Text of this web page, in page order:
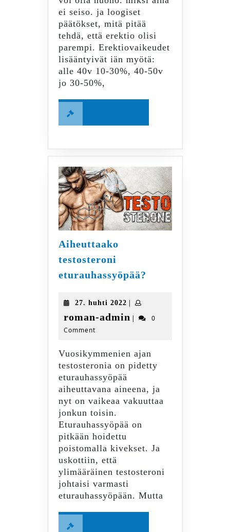
mitä
erektio
parempi
ei seiso. ja loogiset
päätökset, mitä pitää
tehdä, että erektio olisi
parempi. Erektiovaikeudet
lisääntyivät iän myötä:
alle 40v 10-30%, 40-50v
jo 30-50%,
More
Aiheuttaako
testosteroni
eturauhassyöpää?
27. huhti 202227.
|
roman-admin roman-
|
0
Comment
Vuosikymmenien ajan
testosteronia on pidetty
eturauhassyöpää
aiheuttavana aineena, ja
nyt on vaikeaa vakuuttaa
jonkun toisin.
Eturauhassyöpää on
pitkään hoidettu
poistomalla kivekset. Ja
uskottiin, että
ylimääräinen testosteroni
johtaisi varmasti
eturauhassyöpään. Mutta